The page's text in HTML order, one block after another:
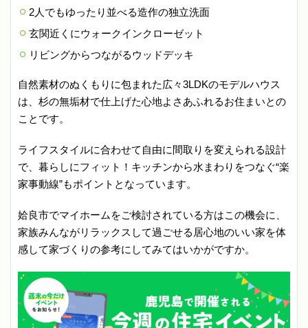
2人でもゆったり並べる造作の独立洗面
玄関近くにウォークインクローゼット
リビングからつながるウッドデッキ
自然素材のぬくもりに包まれた広々3LDKのモデルハウス
は、杉の無垢材で仕上げた心地よさあふれるお住まいとの
ことです。
ライフスタイルに合わせて自由に間取りを変えられる設計
で、暮らしにフィット！キッチンから水まわりをつなぐ“楽
家事動線”もポイントとなっています。
姶良市でマイホームをご検討されている方はこの機会に、
家族みんながリラックスして過ごせる居心地のいい家を体
感して家づくりの参考にしてみてはいかがですか。